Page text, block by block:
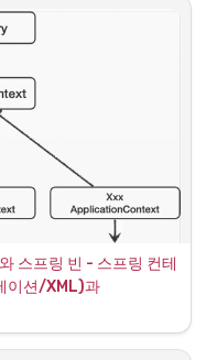
출 할 때 마다 new로 객체
스프링 빈 - 스프링 컨테
이션/XML)과